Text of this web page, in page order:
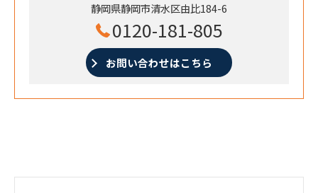
静岡県静岡市清水区由比184-6
0120-181-805
お問い合わせはこちら